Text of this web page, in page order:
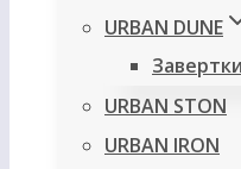
URBAN DUNE
URBAN STON
URBAN IRON